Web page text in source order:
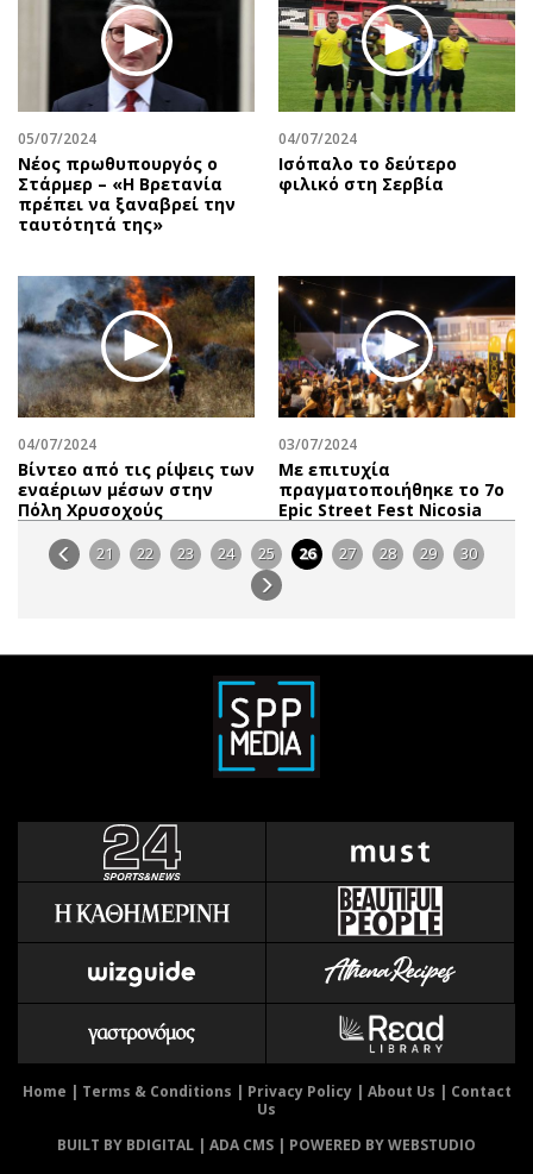
05/07/2024
Νέος πρωθυπουργός ο
Στάρμερ – «Η Βρετανία
πρέπει να ξαναβρεί την
ταυτότητά της»
04/07/2024
Ισόπαλο το δεύτερο
φιλικό στη Σερβία
04/07/2024
Βίντεο από τις ρίψεις των
εναέριων μέσων στην
Πόλη Χρυσοχούς
03/07/2024
Με επιτυχία
πραγματοποιήθηκε το 7ο
Epic Street Fest Nicosia
21 22 23 24 25 26 27 28 29 30
Home | Terms & Conditions | Privacy Policy| About Us | Contact
Us
BUILT BY BDIGITAL | ADA CMS | POWERED BY WEBSTUDIO